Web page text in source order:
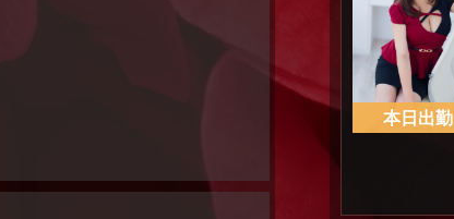
本日出勤